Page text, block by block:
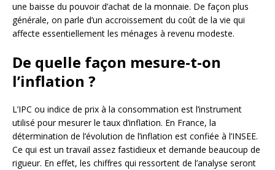
une baisse du pouvoir d’achat de la monnaie. De façon plus
générale, on parle d’un accroissement du coût de la vie qui
affecte essentiellement les ménages à revenu modeste.
De quelle façon mesure-t-on
l’inflation ?
L’IPC ou indice de prix à la consommation est l’instrument
utilisé pour mesurer le taux d’inflation. En France, la
détermination de l’évolution de l’inflation est confiée à l’INSEE.
Ce qui est un travail assez fastidieux et demande beaucoup de
rigueur. En effet, les chiffres qui ressortent de l’analyse seront